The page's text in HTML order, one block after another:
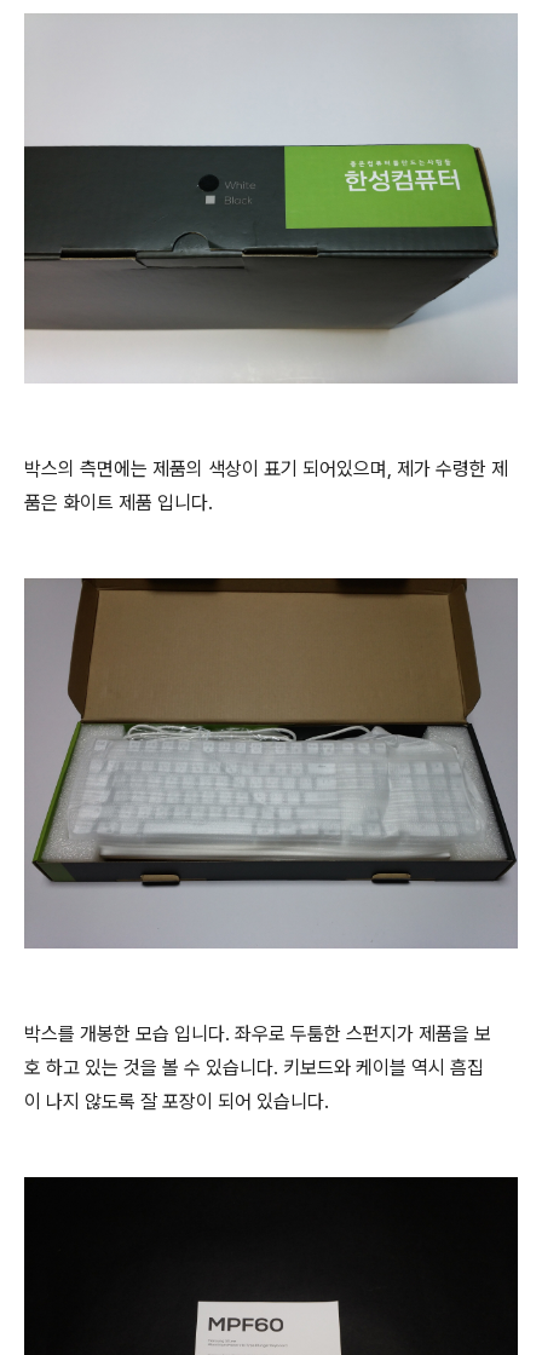
박스의 측면에는 제품의 색상이 표기 되어있으며, 제가 수령한 제
품은 화이트 제품 입니다.
박스를 개봉한 모습 입니다. 좌우로 두툼한 스펀지가 제품을 보
호 하고 있는 것을 볼 수 있습니다. 키보드와 케이블 역시 흠집
이 나지 않도록 잘 포장이 되어 있습니다.